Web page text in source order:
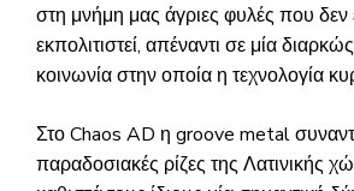
στη μνήμη μας άγριες φυλές που δεν
εκπολιτιστεί, απέναντι σε μία
κοινωνία στην οποία η τεχνολογία
Στο Chaos AD η groove metal
παραδοσιακές ρίζες της Λατινικής